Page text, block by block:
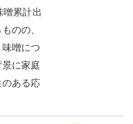
噌累計出
のの、
噌につ
に家庭
ある応